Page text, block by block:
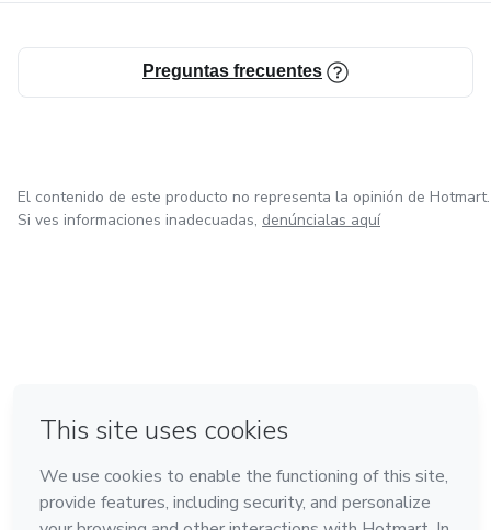
Preguntas frecuentes
El contenido de este producto no representa la opinión de Hotmart.
Si ves informaciones inadecuadas, denúncialas aquí
Hecho con❤ en Ciudad de México